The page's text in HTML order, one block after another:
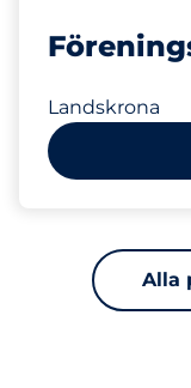
Landskrona
Alla